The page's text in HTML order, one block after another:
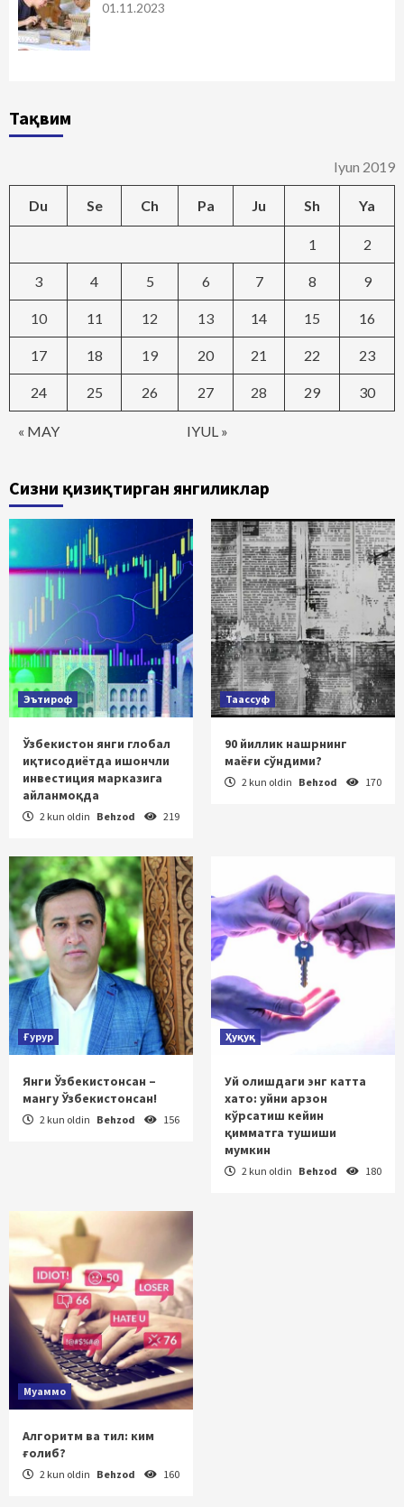
01.11.2023
Тақвим
Iyun 2019
Du Se Ch Pa Ju Sh Ya
« MAY IYUL »
1 2
3 4 5 6 7 8 9
10 11 12 13 14 15 16
17 18 19 20 21 22 23
24 25 26 27 28 29 30
Сизни қизиқтирган янгиликлар
Эътироф
Ўзбекистон янги глобал
иқтисодиётда ишончли
инвестиция марказига
айланмоқда
2 kun oldin Behzod 219
Таассуф
90 йиллик нашрнинг
маёғи сўндими?
2 kun oldin Behzod 170
Ғурур
Янги Ўзбекистонсан –
мангу Ўзбекистонсан!
2 kun oldin Behzod 156
Ҳуқуқ
Уй олишдаги энг катта
хато: уйни арзон
кўрсатиш кейин
қимматга тушиши
мумкин
2 kun oldin Behzod 180
Муаммо
Алгоритм ва тил: ким
ғолиб?
2 kun oldin Behzod 160